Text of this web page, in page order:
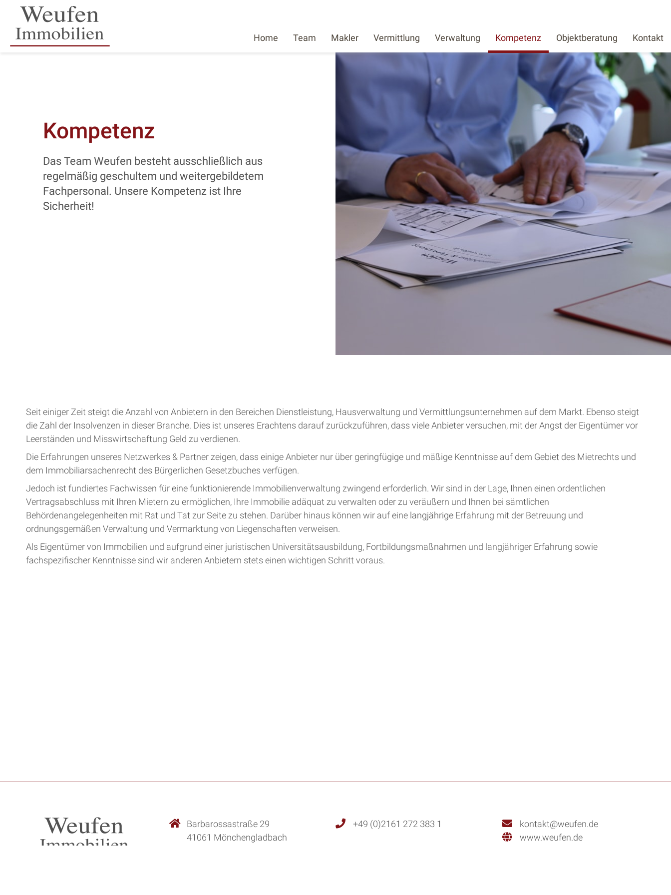
Home Team Makler Vermittlung Verwaltung Kompetenz Objektberatung Kontakt
Kompetenz
Das Team Weufen besteht ausschließlich aus
regelmäßig geschultem und weitergebildetem
Fachpersonal. Unsere Kompetenz ist Ihre
Sicherheit!
Seit einiger Zeit steigt die Anzahl von Anbietern in den Bereichen Dienstleistung, Hausverwaltung und Vermittlungsunternehmen auf dem Markt. Ebenso steigt
die Zahl der Insolvenzen in dieser Branche. Dies ist unseres Erachtens darauf zurückzuführen, dass viele Anbieter versuchen, mit der Angst der Eigentümer vor
Leerständen und Misswirtschaftung Geld zu verdienen.
Die Erfahrungen unseres Netzwerkes & Partner zeigen, dass einige Anbieter nur über geringfügige und mäßige Kenntnisse auf dem Gebiet des Mietrechts und
dem Immobiliarsachenrecht des Bürgerlichen Gesetzbuches verfügen.
Jedoch ist fundiertes Fachwissen für eine funktionierende Immobilienverwaltung zwingend erforderlich. Wir sind in der Lage, Ihnen einen ordentlichen
Vertragsabschluss mit Ihren Mietern zu ermöglichen, Ihre Immobilie adäquat zu verwalten oder zu veräußern und Ihnen bei sämtlichen
Behördenangelegenheiten mit Rat und Tat zur Seite zu stehen. Darüber hinaus können wir auf eine langjährige Erfahrung mit der Betreuung und
ordnungsgemäßen Verwaltung und Vermarktung von Liegenschaften verweisen.
Als Eigentümer von Immobilien und aufgrund einer juristischen Universitätsausbildung, Fortbildungsmaßnahmen und langjähriger Erfahrung sowie
fachspezifischer Kenntnisse sind wir anderen Anbietern stets einen wichtigen Schritt voraus.
Barbarossastraße 29
41061 Mönchengladbach
+49 (0)2161 272 383 1
kontakt@weufen.de
www.weufen.de